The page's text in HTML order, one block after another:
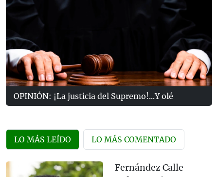
OPINIÓN: ¡La justicia del Supremo!...Y olé
LO MÁS LEÍDO LO MÁS COMENTADO
Fernández Calle